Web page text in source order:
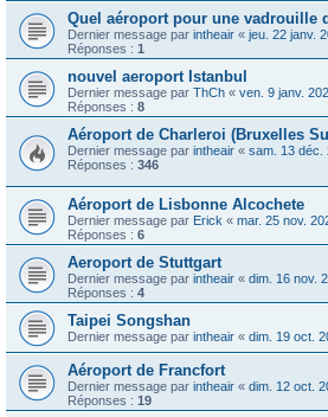
Quel aéroport pour une vadrouille
Dernier message par intheair « jeu. 22 janv.
Réponses : 1
nouvel aeroport Istanbul
Dernier message par ThCh « ven. 9 janv.
Réponses : 8
Aéroport de Charleroi (Bruxelles
Dernier message par intheair « sam. 13 déc.
Réponses : 346
Aéroport de Lisbonne Alcochete
Dernier message par Erick « mar. 25 nov.
Réponses : 6
Aeroport de Stuttgart
Dernier message par intheair « dim. 16 nov.
Réponses : 4
Taipei Songshan
Dernier message par intheair « dim. 19 oct.
Aéroport de Francfort
Dernier message par intheair « dim. 12 oct.
Réponses : 19